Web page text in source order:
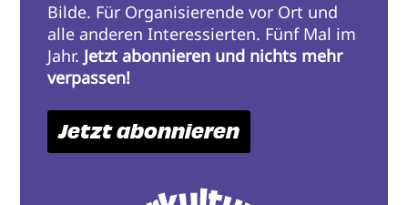
Bilde. Für Organisierende vor Ort und
alle anderen Interessierten. Fünf Mal im
Jahr. Jetzt abonnieren und nichts mehr
verpassen!
Jetzt abonnieren